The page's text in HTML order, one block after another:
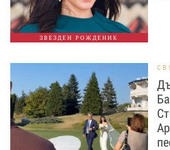
ЗВЕЗДЕН РОЖДЕНИК